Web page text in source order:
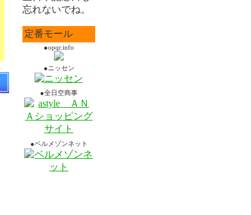
忘れないでね。
定番モール
●opqr.info
●ニッセン
●全日空商事
●ベルメゾンネット